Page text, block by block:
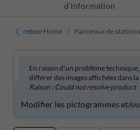
d'information
retourHome Panneaux de
En raison d'un problème
différer des images affichées dans la
Raison : Could not resolve product
Produit personnalisable ?
Modifier les pictogrammes et/